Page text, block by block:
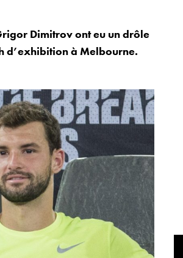
Dimitrov ont eu un drôle
d’exhibition à Melbourne.